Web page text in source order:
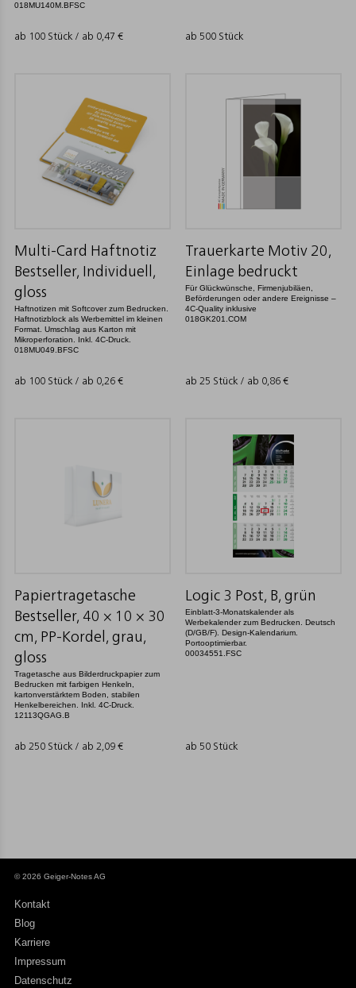
018MU140M.BFSC
ab 100 Stück / ab 0,47 € ab 500 Stück
Multi-Card Haftnotiz
Bestseller, Individuell,
gloss
Haftnotizen mit Softcover zum Bedrucken.
Haftnotizblock als Werbemittel im kleinen
Format. Umschlag aus Karton mit
Mikroperforation. Inkl. 4C-Druck.
018MU049.BFSC
ab 100 Stück / ab 0,26 €
Trauerkarte Motiv 20,
Einlage bedruckt
Für Glückwünsche, Firmenjubiläen,
Beförderungen oder andere Ereignisse –
4C-Quality inklusive
018GK201.COM
ab 25 Stück / ab 0,86 €
Papiertragetasche
Bestseller, 40 × 10 × 30
cm, PP-Kordel, grau,
gloss
Tragetasche aus Bilderdruckpapier zum
Bedrucken mit farbigen Henkeln,
kartonverstärktem Boden, stabilen
Henkelbereichen. Inkl. 4C-Druck.
12113QGAG.B
ab 250 Stück / ab 2,09 €
Logic 3 Post, B, grün
Einblatt-3-Monatskalender als
Werbekalender zum Bedrucken. Deutsch
(D/GB/F). Design-Kalendarium.
Portooptimierbar.
00034551.FSC
ab 50 Stück
© 2026 Geiger-Notes AG
Kontakt
Blog
Karriere
Impressum
Datenschutz